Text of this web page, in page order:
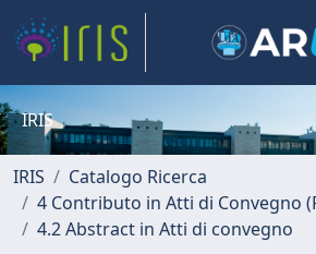
IRIS
IRIS
Catalogo Ricerca
4 Contributo in Atti di Convegno
4.2 Abstract in Atti di convegno